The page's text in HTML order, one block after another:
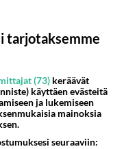
täälä muuta
Kommentoi
ajn lääkärille ei
tarjotaksemme
(73) keräävät
käyttäen evästeitä
ja lukemiseen
mainoksia
seuraaviin: